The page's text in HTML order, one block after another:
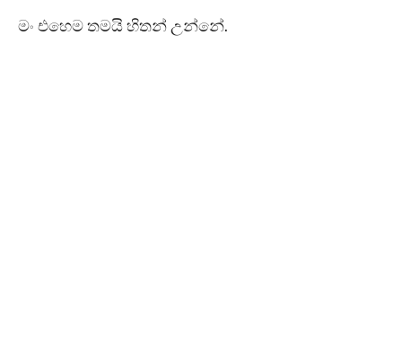
මං එහෙම තමයි හිතන් උන්නේ.